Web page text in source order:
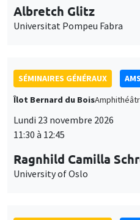
Albretch Glitz
Universitat Pompeu Fabra
SÉMINAIRES GÉNÉRAUX
Îlot Bernard du Bois
Lundi 23 novembre 2026
11:30 à 12:45
Ragnhild Camilla
University of Oslo